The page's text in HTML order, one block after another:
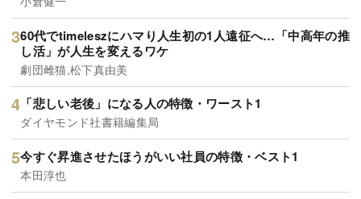
60代でtimeleszにハマり人生初の1人遠征へ…「中高年の推
し活」が人生を変えるワケ
劇団雌猫,松下真由美
「悲しい老後」になる人の特徴・ワースト1
ダイヤモンド社書籍編集局
今すぐ昇進させたほうがいい社員の特徴・ベスト1
本田淳也